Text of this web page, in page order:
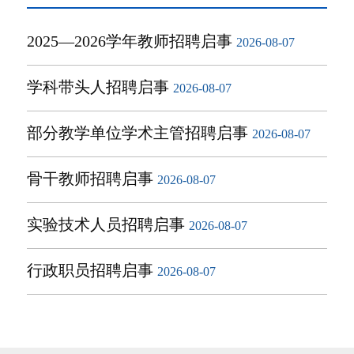
2025—2026学年教师招聘启事 2026-08-07
学科带头人招聘启事 2026-08-07
部分教学单位学术主管招聘启事 2026-08-07
骨干教师招聘启事 2026-08-07
实验技术人员招聘启事 2026-08-07
行政职员招聘启事 2026-08-07